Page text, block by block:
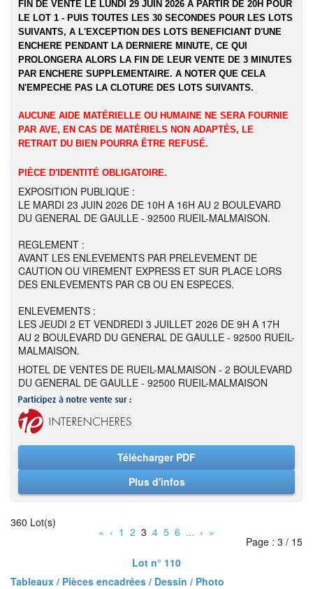
FIN DE VENTE LE LUNDI 29 JUIN 2026 A PARTIR DE 20H POUR
LE LOT 1 - PUIS TOUTES LES 30 SECONDES POUR LES LOTS
SUIVANTS, A L'EXCEPTION DES LOTS BENEFICIANT D'UNE
ENCHERE PENDANT LA DERNIERE MINUTE, CE QUI
PROLONGERA ALORS LA FIN DE LEUR VENTE DE 3 MINUTES
PAR ENCHERE SUPPLEMENTAIRE. A NOTER QUE CELA
N'EMPECHE PAS LA CLOTURE DES LOTS SUIVANTS.
AUCUNE AIDE MATÉRIELLE OU HUMAINE NE SERA FOURNIE
PAR AVE, EN CAS DE MATÉRIELS NON ADAPTÉS, LE
RETRAIT DU BIEN POURRA ÊTRE REFUSÉ.
PIÈCE D'IDENTITÉ OBLIGATOIRE.
EXPOSITION PUBLIQUE :
LE MARDI 23 JUIN 2026 DE 10H A 16H AU 2 BOULEVARD
DU GENERAL DE GAULLE - 92500 RUEIL-MALMAISON.
REGLEMENT :
AVANT LES ENLEVEMENTS PAR PRELEVEMENT DE
CAUTION OU VIREMENT EXPRESS ET SUR PLACE LORS
DES ENLEVEMENTS PAR CB OU EN ESPECES.
ENLEVEMENTS :
LES JEUDI 2 ET VENDREDI 3 JUILLET 2026 DE 9H A 17H
AU 2 BOULEVARD DU GENERAL DE GAULLE - 92500 RUEIL-
MALMAISON.
HOTEL DE VENTES DE RUEIL-MALMAISON - 2 BOULEVARD
DU GENERAL DE GAULLE - 92500 RUEIL-MALMAISON
Télécharger PDF
Plus d'infos
360 Lot(s)
« ‹ 1 2 3 4 5 6 ... › »
Page : 3 / 15
Lot n° 110
Tableaux / Pièces encadrées / Dessin / Photo